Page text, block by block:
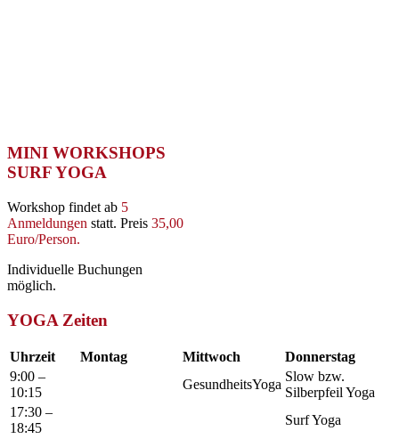
MINI WORKSHOPS
SURF YOGA
Workshop findet ab 5
Anmeldungen statt. Preis 35,00
Euro/Person.
Individuelle Buchungen
möglich.
YOGA Zeiten
Uhrzeit Montag Mittwoch
Donnerstag
9:00 –
10:15
GesundheitsYoga
Slow bzw.
Silberpfeil Yoga
17:30 –
18:45
Surf Yoga